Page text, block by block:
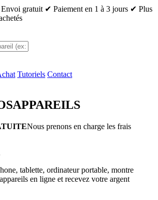
gratuit ✔ Paiement en 1 à 3 jours ✔ Plus
Tutoriels Contact
APPAREILS
Nous prenons en charge les frais
tablette, ordinateur portable, montre
en ligne et recevez votre argent